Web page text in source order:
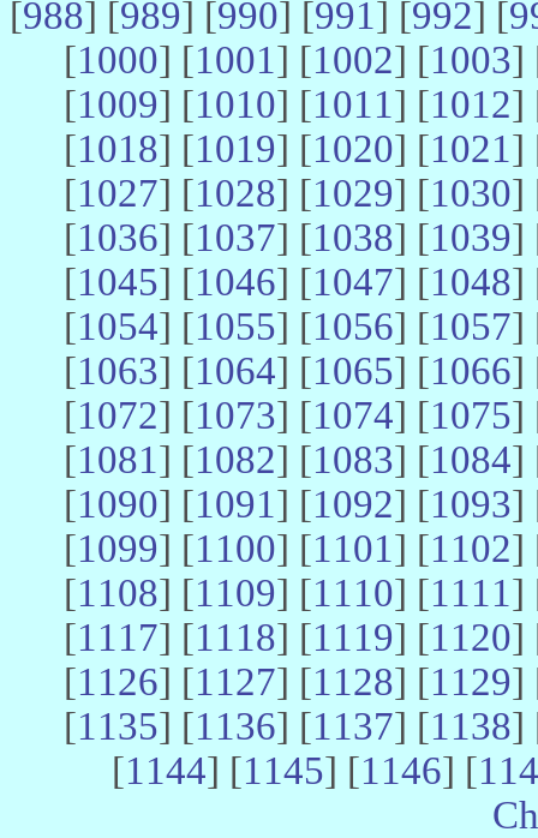
[988] [989] [990] [991] [992] [
[1000] [1001] [1002] [1003]
[1009] [1010] [1011] [1012]
[1018] [1019] [1020] [1021]
[1027] [1028] [1029] [1030]
[1036] [1037] [1038] [1039]
[1045] [1046] [1047] [1048]
[1054] [1055] [1056] [1057]
[1063] [1064] [1065] [1066]
[1072] [1073] [1074] [1075]
[1081] [1082] [1083] [1084]
[1090] [1091] [1092] [1093]
[1099] [1100] [1101] [1102]
[1108] [1109] [1110] [1111]
[1117] [1118] [1119] [1120]
[1126] [1127] [1128] [1129]
[1135] [1136] [1137] [1138]
[1144] [1145] [1146] [